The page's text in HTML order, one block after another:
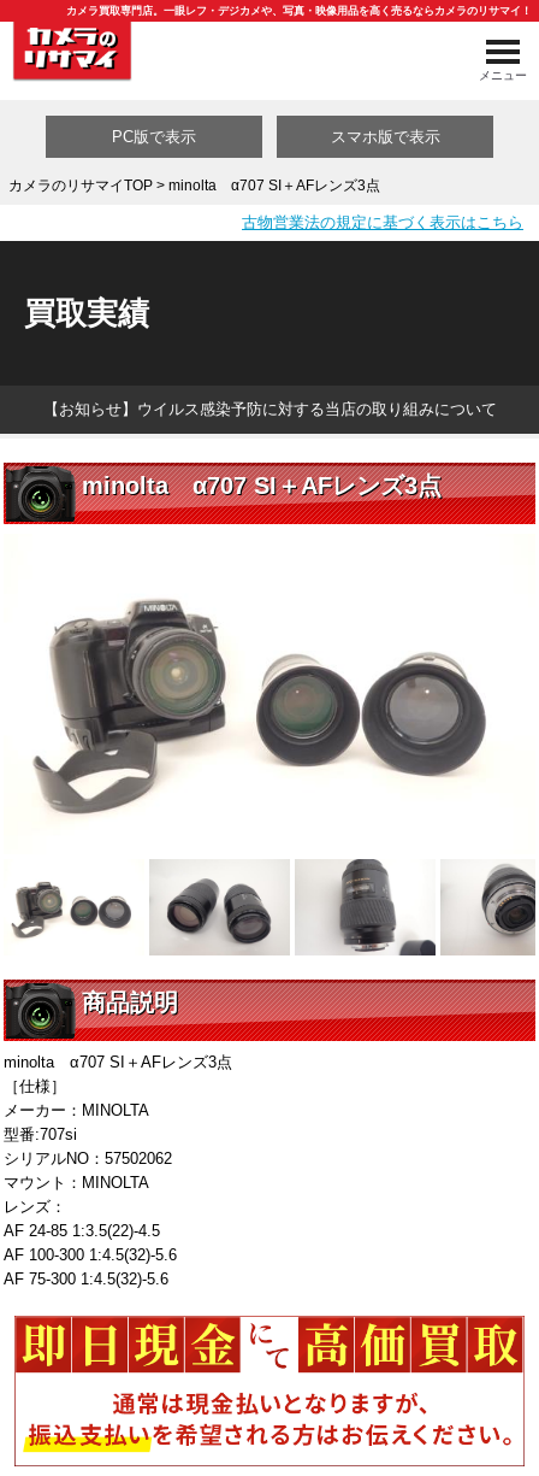
カメラ買取専門店。一眼レフ・デジカメや、写真・映像用品を高く売るならカメラのリサマイ！
メニュー
買取カテゴリ一覧
PC版で表示 スマホ版で表示
カメラのリサマイTOP> minolta α707 SI＋AFレンズ3点
古物営業法の規定に基づく表示はこちら
買取実績
【お知らせ】ウイルス感染予防に対する当店の取り組みについて
minolta α707 SI＋AFレンズ3点
商品説明
minolta α707 SI＋AFレンズ3点
［仕様］
メーカー：MINOLTA
型番:707si
シリアルNO：57502062
マウント：MINOLTA
レンズ：
AF 24-85 1:3.5(22)-4.5
AF 100-300 1:4.5(32)-5.6
AF 75-300 1:4.5(32)-5.6